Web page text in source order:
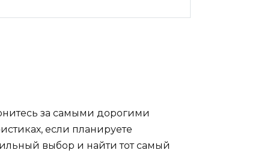
за самыми дорогими
если планируете
выбор и найти тот самый